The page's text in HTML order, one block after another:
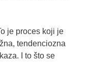
je proces koji je
tendenciozna
I to što se